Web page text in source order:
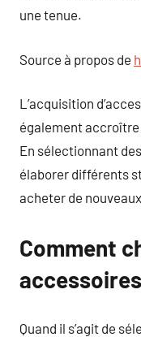
une tenue.
Source à propos de
L’acquisition
également
En sélectionnant
élaborer différents
acheter de
Comment
Quand il s’agit de